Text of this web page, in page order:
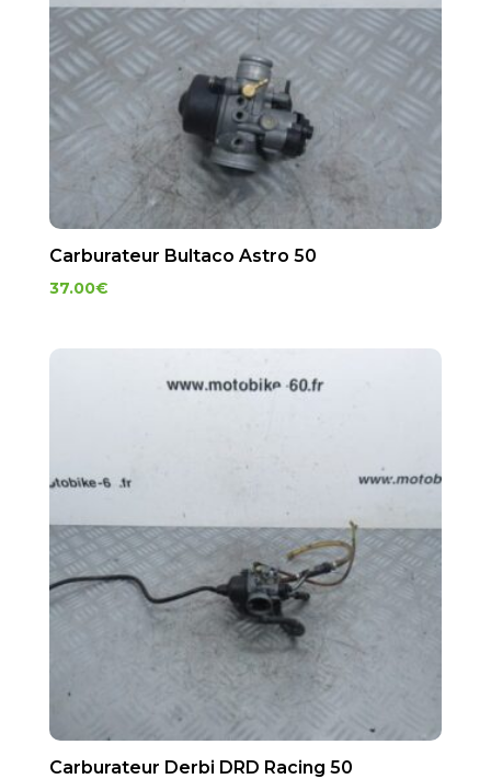
Carburateur Bultaco Astro 50
37.00€
Carburateur Derbi DRD Racing 50